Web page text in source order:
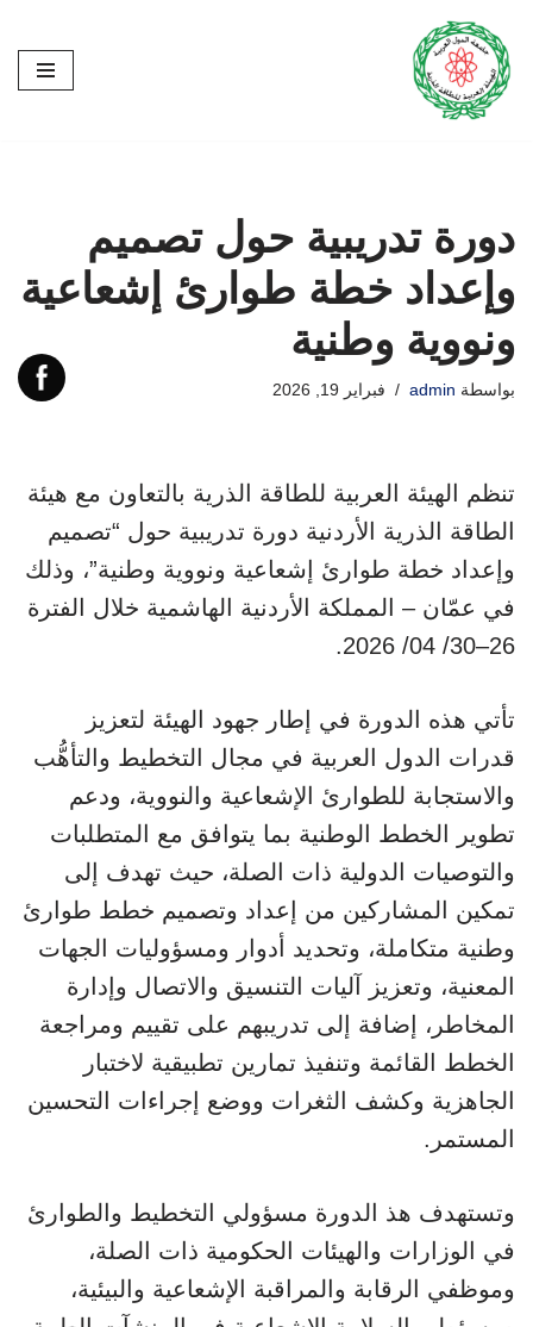
تخطى
إلى
المحتوى
دورة تدريبية حول تصميم
وإعداد خطة طوارئ إشعاعية
ونووية وطنية
بواسطة admin فبراير 19, 2026
تنظم الهيئة العربية للطاقة الذرية بالتعاون مع هيئة
الطاقة الذرية الأردنية دورة تدريبية حول “تصميم
وإعداد خطة طوارئ إشعاعية ونووية وطنية”، وذلك
في عمّان – المملكة الأردنية الهاشمية خلال الفترة
26–30/ 04/ 2026.
تأتي هذه الدورة في إطار جهود الهيئة لتعزيز
قدرات الدول العربية في مجال التخطيط والتأهُّب
والاستجابة للطوارئ الإشعاعية والنووية، ودعم
تطوير الخطط الوطنية بما يتوافق مع المتطلبات
والتوصيات الدولية ذات الصلة، حيث تهدف إلى
تمكين المشاركين من إعداد وتصميم خطط طوارئ
وطنية متكاملة، وتحديد أدوار ومسؤوليات الجهات
المعنية، وتعزيز آليات التنسيق والاتصال وإدارة
المخاطر، إضافة إلى تدريبهم على تقييم ومراجعة
الخطط القائمة وتنفيذ تمارين تطبيقية لاختبار
الجاهزية وكشف الثغرات ووضع إجراءات التحسين
المستمر.
وتستهدف هذ الدورة مسؤولي التخطيط والطوارئ
في الوزارات والهيئات الحكومية ذات الصلة،
وموظفي الرقابة والمراقبة الإشعاعية والبيئية،